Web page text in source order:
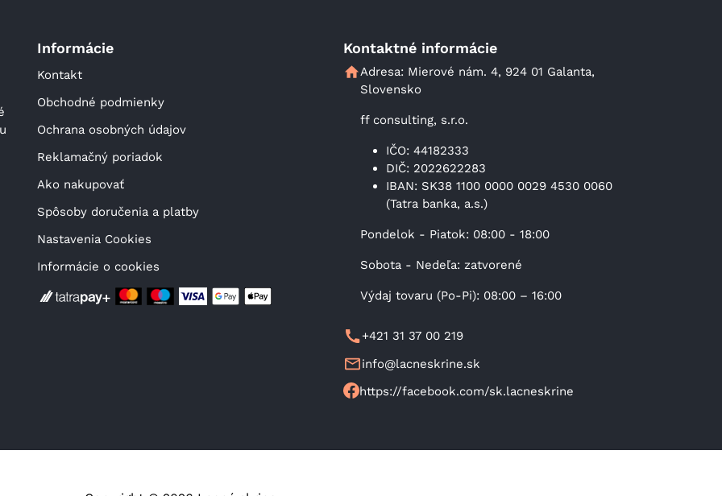
Informácie
Kontakt
Obchodné podmienky
Ochrana osobných údajov
Reklamačný poriadok
Ako nakupovať
Spôsoby doručenia a platby
Nastavenia Cookies
Informácie o cookies
Kontaktné informácie
Adresa: Mierové nám. 4, 924 01 Galanta,
Slovensko
ff consulting, s.r.o.
IČO: 44182333
DIČ: 2022622283
IBAN: SK38 1100 0000 0029 4530 0060
(Tatra banka, a.s.)
Pondelok - Piatok: 08:00 - 18:00
Sobota - Nedeľa: zatvorené
Výdaj tovaru (Po-Pi): 08:00 – 16:00
+421 31 37 00 219
info@lacneskrine.sk
https://facebook.com/sk.lacneskrine